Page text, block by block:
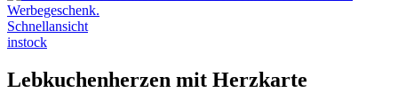
Schnellansicht
instock
Lebkuchenherzen mit Herzkarte